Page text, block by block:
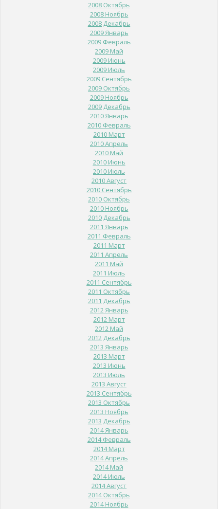
2008 Октябрь
2008 Ноябрь
2008 Декабрь
2009 Январь
2009 Февраль
2009 Май
2009 Июнь
2009 Июль
2009 Сентябрь
2009 Октябрь
2009 Ноябрь
2009 Декабрь
2010 Январь
2010 Февраль
2010 Март
2010 Апрель
2010 Май
2010 Июнь
2010 Июль
2010 Август
2010 Сентябрь
2010 Октябрь
2010 Ноябрь
2010 Декабрь
2011 Январь
2011 Февраль
2011 Март
2011 Апрель
2011 Май
2011 Июль
2011 Сентябрь
2011 Октябрь
2011 Декабрь
2012 Январь
2012 Март
2012 Май
2012 Декабрь
2013 Январь
2013 Март
2013 Июнь
2013 Июль
2013 Август
2013 Сентябрь
2013 Октябрь
2013 Ноябрь
2013 Декабрь
2014 Январь
2014 Февраль
2014 Март
2014 Апрель
2014 Май
2014 Июль
2014 Август
2014 Октябрь
2014 Ноябрь